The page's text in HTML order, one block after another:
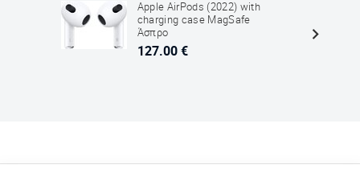
Apple AirPods (2022) with
charging case MagSafe
Άσπρο
127.00 €